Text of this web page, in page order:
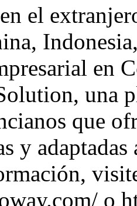
el
en
una
que
y
o